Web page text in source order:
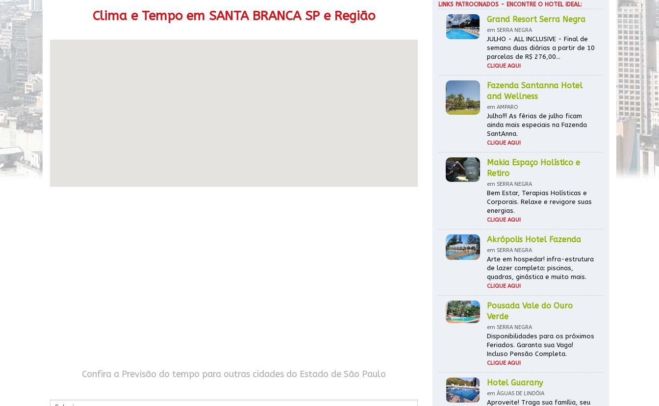
Clima e Tempo em SANTA BRANCA SP e Região
Confira a Previsão do tempo para outras cidades do Estado de São Paulo
LINKS PATROCINADOS - ENCONTRE O HOTEL IDEAL:
Grand Resort Serra Negra
em SERRA NEGRA
JULHO - ALL INCLUSIVE - Final de
semana duas diárias a partir de 10
parcelas de R$ 276,00...
CLIQUE AQUI
Fazenda Santanna Hotel
and Wellness
em AMPARO
Julho!!! As férias de julho ficam
ainda mais especiais na Fazenda
SantAnna.
CLIQUE AQUI
Makia Espaço Holístico e
Retiro
em SERRA NEGRA
Bem Estar, Terapias Holísticas e
Corporais. Relaxe e revigore suas
energias.
CLIQUE AQUI
Akrópolis Hotel Fazenda
em SERRA NEGRA
Arte em hospedar! infra-estrutura
de lazer completa: piscinas,
quadras, ginástica e muito mais.
CLIQUE AQUI
Pousada Vale do Ouro
Verde
em SERRA NEGRA
Disponibilidades para os próximos
Feriados. Garanta sua Vaga!
Incluso Pensão Completa.
CLIQUE AQUI
Hotel Guarany
em ÁGUAS DE LINDÓIA
Aproveite! Traga sua família, seu